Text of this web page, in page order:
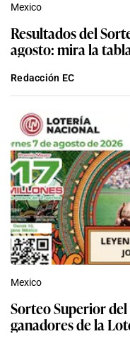
Mexico
Resultados del
agosto: mira la
Redacción EC
Mexico
Sorteo Superior
ganadores de la